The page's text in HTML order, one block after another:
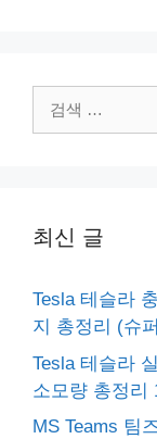
최신 글
Tesla 테슬라
지 총정리 (슈
Tesla 테슬라
소모량 총정리
MS Teams 팀